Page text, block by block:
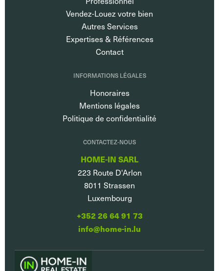
Vendez-Louez votre bien
Autres Services
Expertises & Références
Contact
INFORMATIONS LÉGALES
Honoraires
Mentions légales
Politique de confidentialité
CONTACTEZ-NOUS
HOME-IN SARL
223 Route D'Arlon
8011 Strassen
Luxembourg
+352 26 64 91 73
info@home-in.lu